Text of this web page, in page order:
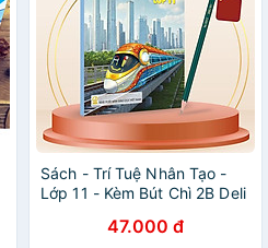
Sách - Trí Tuệ Nhân Tạo -
Lớp 11 - Kèm Bút Chì 2B Deli
47.000 đ